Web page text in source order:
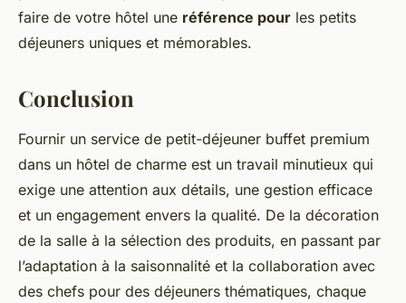
faire de votre hôtel une référence pour les petits
déjeuners uniques et mémorables.
Conclusion
Fournir un service de petit-déjeuner buffet premium
dans un hôtel de charme est un travail minutieux qui
exige une attention aux détails, une gestion efficace
et un engagement envers la qualité. De la décoration
de la salle à la sélection des produits, en passant par
l’adaptation à la saisonnalité et la collaboration avec
des chefs pour des déjeuners thématiques, chaque